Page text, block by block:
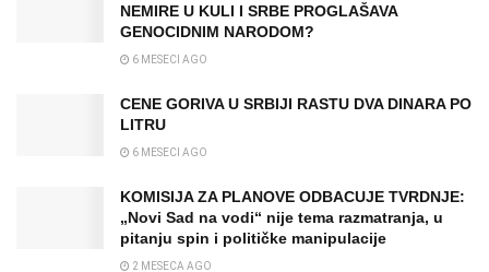
NEMIRE U KULI I SRBE PROGLAŠAVA
GENOCIDNIM NARODOM?
6 MESECI AGO
CENE GORIVA U SRBIJI RASTU DVA DINARA PO
LITRU
6 MESECI AGO
KOMISIJA ZA PLANOVE ODBACUJE TVRDNJE:
„Novi Sad na vodi“ nije tema razmatranja, u
pitanju spin i političke manipulacije
2 MESECA AGO